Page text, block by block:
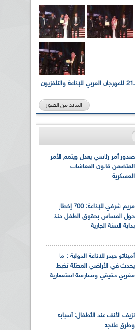
بالصور... الدورة الـ21 للمهرجان العربي للإذاعة والتلفزيون
المزيد من الصور
صدور أمر رئاسي يعدل ويتمم الأمر
المتضمن قانون المعاشات
العسكرية
مريم شرفي للإذاعة: 700 إخطار
حول المساس بحقوق الطفل منذ
بداية السنة الجارية
أميناتو حيدر للاذاعة الدولية : ما
يحدث في الأراضي المحتلة تخبط
مغربي حقيقي وممارسة استعمارية
نزيف الأنف عند الأطفال: أسبابه
وطرق علاجه